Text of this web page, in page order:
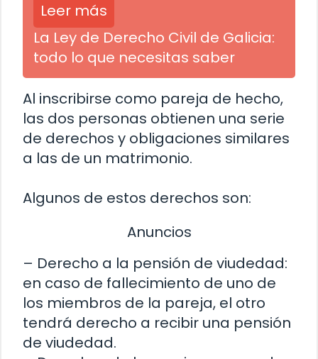
Leer más
La Ley de Derecho Civil de Galicia:
todo lo que necesitas saber
Al inscribirse como pareja de hecho,
las dos personas obtienen una serie
de derechos y obligaciones similares
a las de un matrimonio.
Algunos de estos derechos son:
Anuncios
– Derecho a la pensión de viudedad:
en caso de fallecimiento de uno de
los miembros de la pareja, el otro
tendrá derecho a recibir una pensión
de viudedad.